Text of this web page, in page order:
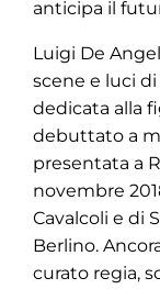
anticipa il
Luigi De
scene e luci
dedicata alla
debuttato a
presentata a
novembre
Cavalcoli e di
Berlino.
curato regia,